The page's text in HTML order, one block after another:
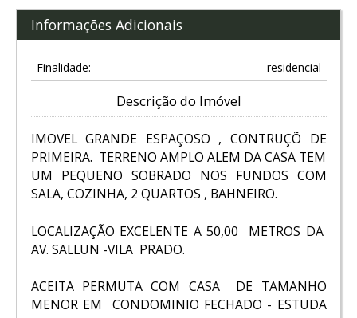
Informações Adicionais
Finalidade: residencial
Descrição do Imóvel
IMOVEL GRANDE ESPAÇOSO , CONTRUÇÕ DE
PRIMEIRA. TERRENO AMPLO ALEM DA CASA TEM
UM PEQUENO SOBRADO NOS FUNDOS COM
SALA, COZINHA, 2 QUARTOS , BAHNEIRO.
LOCALIZAÇÃO EXCELENTE A 50,00 METROS DA
AV. SALLUN -VILA PRADO.
ACEITA PERMUTA COM CASA DE TAMANHO
MENOR EM CONDOMINIO FECHADO - ESTUDA